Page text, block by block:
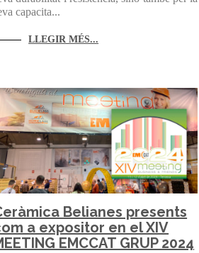
capacita...
LLEGIR MÉS...
Belianes presents
a expositor en el XIV
EMCCAT GRUP 2024